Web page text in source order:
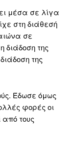
μέσα σε λίγα
στη διάθεσή
σε
διάδοση της
της
Έδωσε όμως
φορές οι
από τους